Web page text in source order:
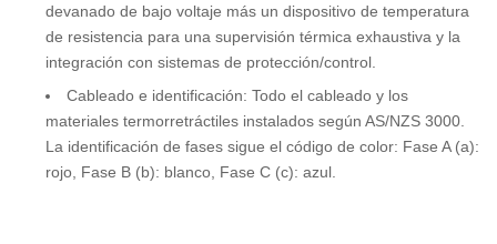
devanado de bajo voltaje más un dispositivo de temperatura
de resistencia para una supervisión térmica exhaustiva y la
integración con sistemas de protección/control.
Cableado e identificación: Todo el cableado y los
materiales termorretráctiles instalados según AS/NZS 3000.
La identificación de fases sigue el código de color: Fase A (a):
rojo, Fase B (b): blanco, Fase C (c): azul.